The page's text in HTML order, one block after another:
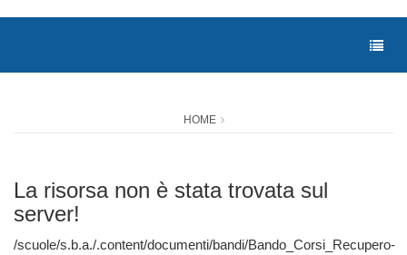
HOME
La risorsa non è stata trovata sul
server!
/scuole/s.b.a./.content/documenti/bandi/Bando_Corsi_Recupero-